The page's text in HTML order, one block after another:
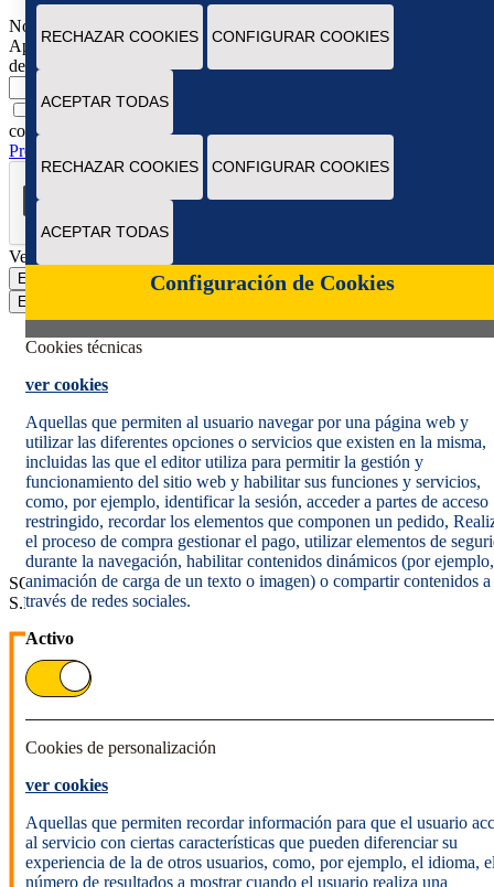
Novedades
Apúntate para recibir novedades, promociones y ofertas exclusivas
de Correos Market
Marcando esta casilla consiento la remisión de las
comunicaciones comerciales de acuerdo con laPolítica de
Protección de datos Novedades de Correos Market
Verificación reCAPTCHA
Enviar
Enviar
Política de cookies
Aviso legal
Condiciones del servicio
Política de Privacidad Web
Informe de transparencia
SOCIEDAD ESTATAL CORREOS Y TELÉGRAFOS, S.A.,
S.M.E. Todos los derechos reservados.
RECHAZAR COOKIES CONFIGURAR COOKIES
ACEPTAR TODAS
RECHAZAR COOKIES CONFIGURAR COOKIES
ACEPTAR TODAS
Configuración de Cookies
Cookies técnicas
ver cookies
Aquellas que permiten al usuario navegar por una página web y
utilizar las diferentes opciones o servicios que existen en la misma,
incluidas las que el editor utiliza para permitir la gestión y
funcionamiento del sitio web y habilitar sus funciones y servicios,
como, por ejemplo, identificar la sesión, acceder a partes de acceso
restringido, recordar los elementos que componen un pedido,
el proceso de compra gestionar el pago, utilizar elementos de
durante la navegación, habilitar contenidos dinámicos (por ejemplo,
animación de carga de un texto o imagen) o compartir contenidos a
través de redes sociales.
Activo
Cookies de personalización
ver cookies
Aquellas que permiten recordar información para que el usuario
al servicio con ciertas características que pueden diferenciar su
experiencia de la de otros usuarios, como, por ejemplo, el idioma,
número de resultados a mostrar cuando el usuario realiza una